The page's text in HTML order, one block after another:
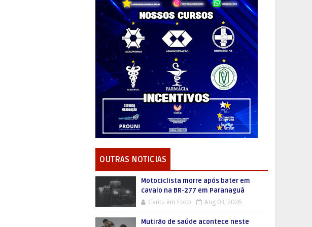
OUTRAS NOTICIAS
Motociclista morre após bater em
cavalo na BR-277 em Paranaguá
Cantu em Foco Aug 03, 2026
Mutirão de saúde acontece neste